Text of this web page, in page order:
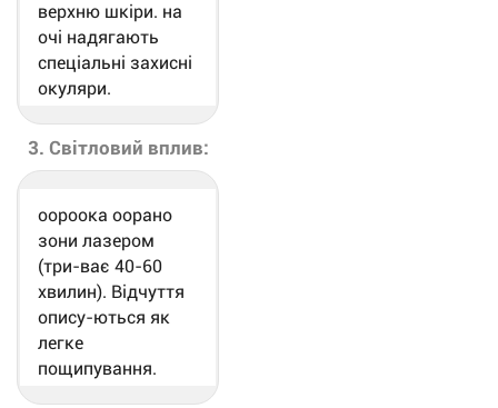
верхню шкіри. на
очі надягають
спеціальні захисні
окуляри.
3. Світловий вплив:
оороока оорано
зони лазером
(три-ває 40-60
хвилин). Відчуття
опису-ються як
легке
пощипування.